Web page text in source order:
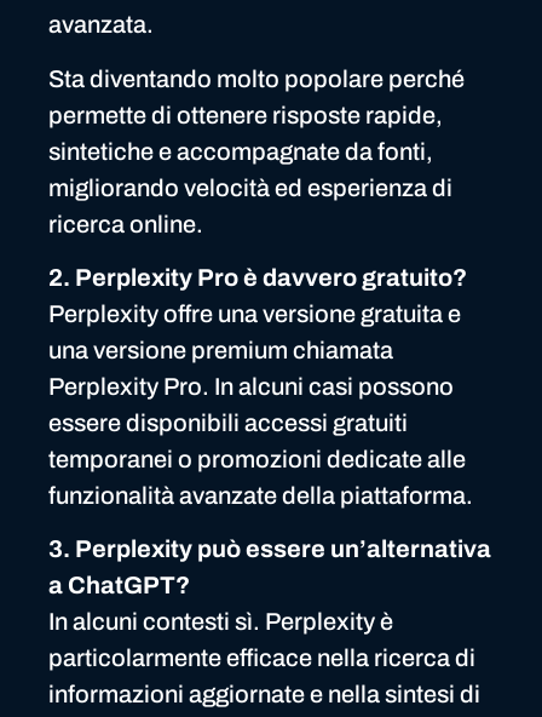
avanzata.
Sta diventando molto popolare perché
permette di ottenere risposte rapide,
sintetiche e accompagnate da fonti,
migliorando velocità ed esperienza di
ricerca online.
2. Perplexity Pro è davvero gratuito?
Perplexity offre una versione gratuita e
una versione premium chiamata
Perplexity Pro. In alcuni casi possono
essere disponibili accessi gratuiti
temporanei o promozioni dedicate alle
funzionalità avanzate della piattaforma.
3. Perplexity può essere un’alternativa
a ChatGPT?
In alcuni contesti sì. Perplexity è
particolarmente efficace nella ricerca di
informazioni aggiornate e nella sintesi di